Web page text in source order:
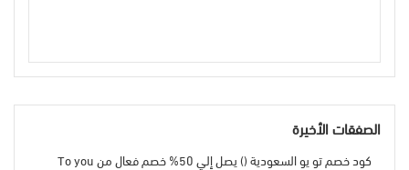
الصفقات الأخيرة
كود خصم تو يو السعودية () يصل إلي 50% خصم فعال من To you